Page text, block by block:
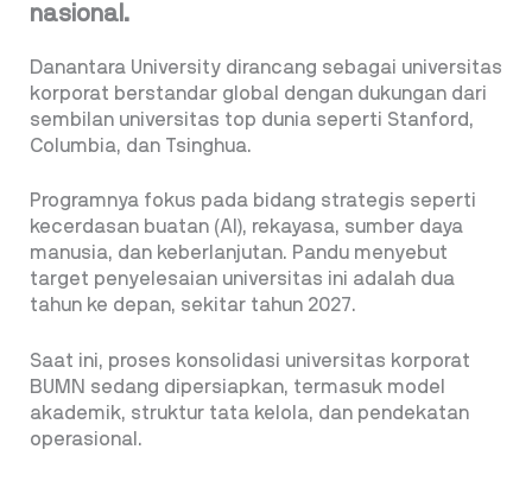
nasional.
Danantara University dirancang sebagai universitas
korporat berstandar global dengan dukungan dari
sembilan universitas top dunia seperti Stanford,
Columbia, dan Tsinghua.
Programnya fokus pada bidang strategis seperti
kecerdasan buatan (AI), rekayasa, sumber daya
manusia, dan keberlanjutan. Pandu menyebut
target penyelesaian universitas ini adalah dua
tahun ke depan, sekitar tahun 2027.
Saat ini, proses konsolidasi universitas korporat
BUMN sedang dipersiapkan, termasuk model
akademik, struktur tata kelola, dan pendekatan
operasional.